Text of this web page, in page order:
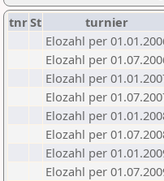
tnrSt turnier
Elozahl per
Elozahl per
Elozahl per
Elozahl per
Elozahl per
Elozahl per
Elozahl per
Elozahl per